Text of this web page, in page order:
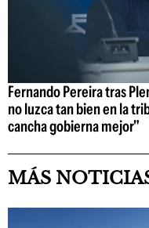
Fernando Pereira tras
no luzca tan bien en la
cancha gobierna mejor"
MÁS